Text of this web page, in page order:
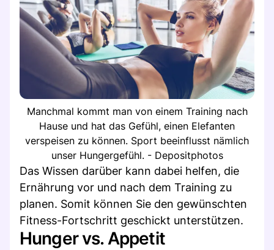
Manchmal kommt man von einem Training nach
Hause und hat das Gefühl, einen Elefanten
verspeisen zu können. Sport beeinflusst nämlich
unser Hungergefühl. - Depositphotos
Das Wissen darüber kann dabei helfen, die
Ernährung vor und nach dem Training zu
planen. Somit können Sie den gewünschten
Fitness-Fortschritt geschickt unterstützen.
Hunger vs. Appetit